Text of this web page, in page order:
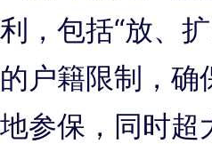
利，包括“放、
的户籍限制，确
地参保，同时超